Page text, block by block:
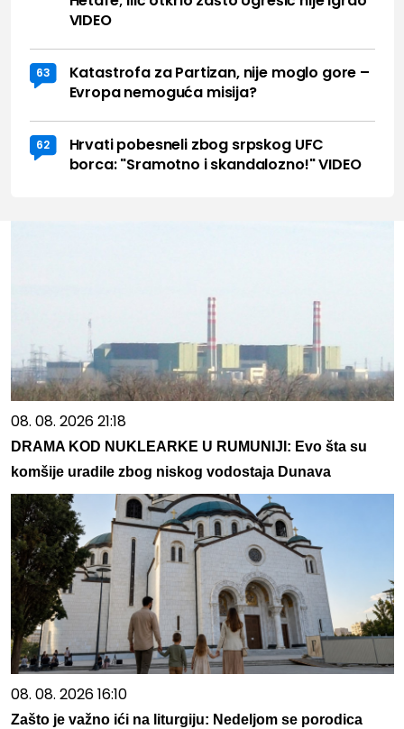
VIDEO
63
Katastrofa za Partizan, nije moglo gore –
Evropa nemoguća misija?
62
Hrvati pobesneli zbog srpskog UFC
borca: "Sramotno i skandalozno!" VIDEO
08. 08. 2026 21:18
DRAMA KOD NUKLEARKE U RUMUNIJI: Evo šta su
komšije uradile zbog niskog vodostaja Dunava
08. 08. 2026 16:10
Zašto je važno ići na liturgiju: Nedeljom se porodica